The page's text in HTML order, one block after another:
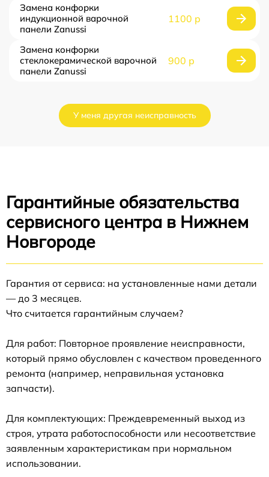
Замена конфорки
индукционной варочной
панели Zanussi
1100 р
Замена конфорки
стеклокерамической варочной
панели Zanussi
900 р
У меня другая неисправность
Гарантийные обязательства
сервисного центра в Нижнем
Новгороде
Гарантия от сервиса: на установленные нами детали
— до 3 месяцев.
Что считается гарантийным случаем?
Для работ: Повторное проявление неисправности,
который прямо обусловлен с качеством проведенного
ремонта (например, неправильная установка
запчасти).
Для комплектующих: Преждевременный выход из
строя, утрата работоспособности или несоответствие
заявленным характеристикам при нормальном
использовании.